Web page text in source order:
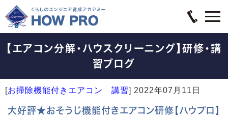
【エアコン分解・ハウスクリーニング】研修・講
習ブログ
[お掃除機能付きエアコン 講習] 2022年07月11日
大好評★おそうじ機能付きエアコン研修【ハウプロ】